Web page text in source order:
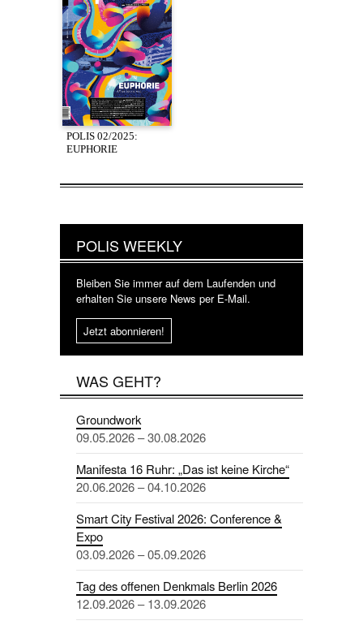
POLIS 02/2025:
EUPHORIE
POLIS WEEKLY
Bleiben Sie immer auf dem Laufenden und
erhalten Sie unsere News per E-Mail.
Jetzt abonnieren!
WAS GEHT?
Groundwork
09.05.2026 – 30.08.2026
Manifesta 16 Ruhr: „Das ist keine Kirche“
20.06.2026 – 04.10.2026
Smart City Festival 2026: Conference &
Expo
03.09.2026 – 05.09.2026
Tag des offenen Denkmals Berlin 2026
12.09.2026 – 13.09.2026